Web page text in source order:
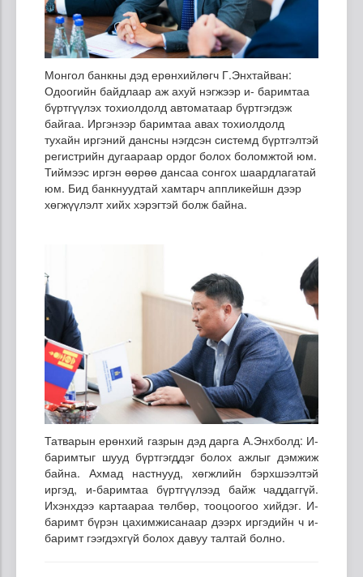
Монгол банкны дэд ерөнхийлөгч Г.Энхтайван:
Одоогийн байдлаар аж ахуй нэгжээр и- баримтаа
бүртгүүлэх тохиолдолд автоматаар бүртгэгдэж
байгаа. Иргэнээр баримтаа авах тохиолдолд
тухайн иргэний дансны нэгдсэн системд бүртгэлтэй
регистрийн дугаараар ордог болох боломжтой юм.
Тиймээс иргэн өөрөө дансаа сонгох шаардлагатай
юм. Бид банкнуудтай хамтарч аппликейшн дээр
хөгжүүлэлт хийх хэрэгтэй болж байна.
Татварын ерөнхий газрын дэд дарга А.Энхболд: И-
баримтыг шууд бүртгэгддэг болох ажлыг дэмжиж
байна. Ахмад настнууд, хөгжлийн бэрхшээлтэй
иргэд, и-баримтаа бүртгүүлээд байж чаддаггүй.
Ихэнхдээ картаараа төлбөр, тооцоогоо хийдэг. И-
баримт бүрэн цахимжисанаар дээрх иргэдийн ч и-
баримт гээгдэхгүй болох давуу талтай болно.